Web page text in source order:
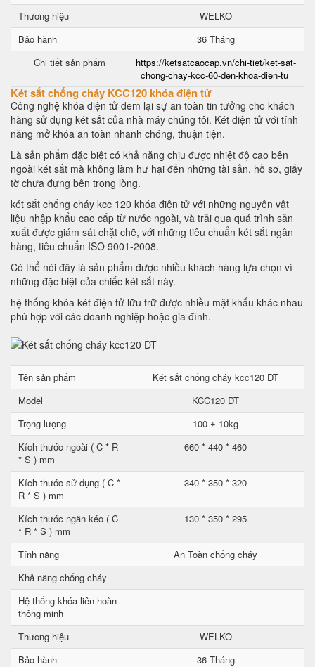
Thương hiệu
WELKO
Bảo hành
36 Tháng
Chi tiết sản phẩm
https://ketsatcaocap.vn/chi-tiet/ket-sat-
chong-chay-kcc-60-den-khoa-dien-tu
Két sắt chống cháy KCC120 khóa điện tử
Công nghệ khóa điện tử đem lại sự an toàn tin tưởng cho khách
hàng sử dụng két sắt của nhà máy chúng tôi. Két điện tử với tính
năng mở khóa an toàn nhanh chóng, thuận tiện.
Là sản phẩm đặc biệt có khả năng chịu được nhiệt độ cao bên
ngoài két sắt mà không làm hư hại đến những tài sản, hồ sơ, giấy
tờ chưa đựng bên trong lòng.
két sắt chống cháy kcc 120 khóa điện tử với những nguyên vật
liệu nhập khẩu cao cấp từ nước ngoài, và trải qua quá trình sản
xuất được giám sát chặt chẽ, với những tiêu chuẩn két sắt ngân
hàng, tiêu chuẩn ISO 9001-2008.
Có thể nói đây là sản phẩm được nhiều khách hàng lựa chọn vì
những đặc biệt của chiếc két sắt này.
hệ thống khóa két điện tử lữu trữ được nhiều mật khẩu khác nhau
phù hợp với các doanh nghiệp hoặc gia đình.
Tên sản phẩm
Két sắt chống cháy kcc120 DT
Model
KCC120 DT
Trọng lượng
100 ± 10kg
Kích thước ngoài ( C * R
* S ) mm
660 * 440 * 460
Kích thước sử dụng ( C *
R * S ) mm
340 * 350 * 320
Kích thước ngăn kéo ( C
* R * S ) mm
130 * 350 * 295
Tính năng
An Toàn chống cháy
Khả năng chống cháy
Hệ thống khóa liên hoàn
thông minh
Thương hiệu
WELKO
Bảo hành
36 Tháng